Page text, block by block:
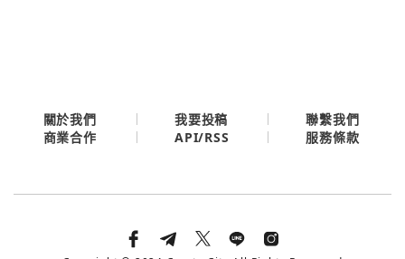
關於我們 我要投稿
聯繫我們
商業合作
API/RSS 服務條款